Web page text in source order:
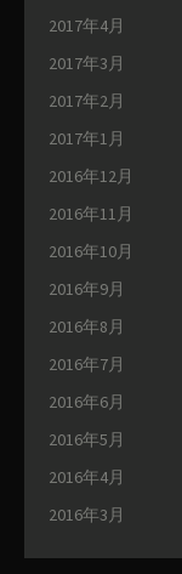
2017年4月
2017年3月
2017年2月
2017年1月
2016年12月
2016年11月
2016年10月
2016年9月
2016年8月
2016年7月
2016年6月
2016年5月
2016年4月
2016年3月